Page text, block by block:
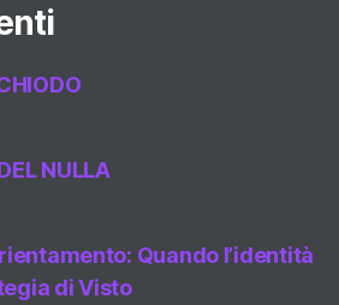
NULLA
Quando l’identità
di Visto